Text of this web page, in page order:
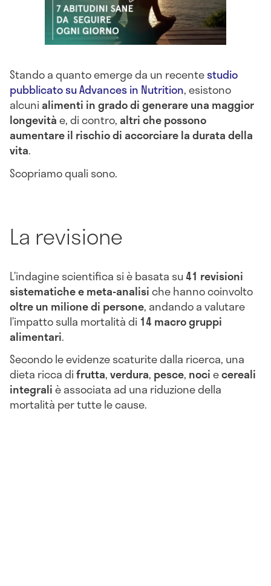
Stando a quanto emerge da un recentestudio
pubblicato su Advances in Nutrition, esistono
alcunialimenti in grado di generare una maggior
longevitàe, di contro,altri che possono
aumentare il rischio di accorciare la durata della
vita.
Scopriamo quali sono.
La revisione
L’indagine scientifica si è basata su 41 revisioni
sistematiche e meta-analisiche hanno coinvolto
oltre un milione di persone, andando a valutare
l’impatto sulla mortalità di 14 macro gruppi
alimentari.
Secondo le evidenze scaturite dalla ricerca, una
dieta ricca difrutta,verdura, pesce, nociecereali
integraliè associata ad una riduzione della
mortalità per tutte le cause.